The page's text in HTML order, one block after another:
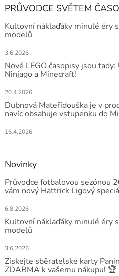
PRŮVODCE SVĚTEM
Kultovní náklaďáky minulé éry
modelů
3.6.2026
Nové LEGO časopisy jsou
Ninjago a Minecraft!
20.4.2026
Dubnová Mateřídouška je v
navíc obsahuje vstupenku do
16.4.2026
Novinky
Průvodce fotbalovou sezónou
vám nový Hattrick Ligový
6.8.2026
Kultovní náklaďáky minulé éry
modelů
3.6.2026
Získejte sběratelské karty
ZDARMA k vašemu nákupu! 🏆